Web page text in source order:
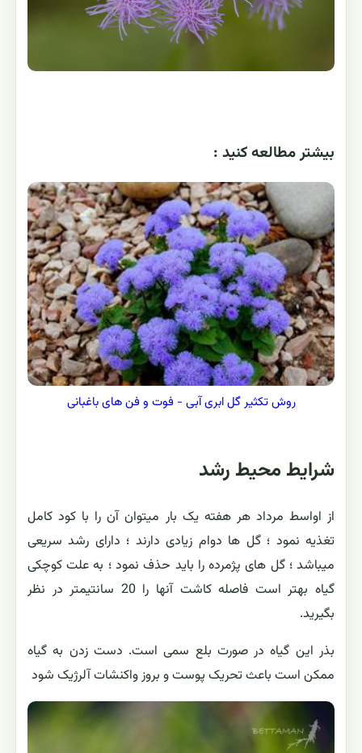
بيشتر مطالعه کنيد :
روش تکثیر گل ابری آبی - فوت و فن های باغبانی
شرایط محیط رشد
از اواسط مرداد هر هفته یک بار میتوان آن را با کود کامل
تغذیه نمود ؛ گل ها دوام زیادی دارند ؛ دارای رشد سریعی
میباشد ؛ گل های پژمرده را باید حذف نمود ؛ به علت کوچکی
گیاه بهتر است فاصله کاشت آنها را 20 سانتیمتر در نظر
بگیرید.
بذر این گیاه در صورت بلع سمی است. دست زدن به گیاه
ممکن است باعث تحریک پوست و بروز واکنشات آلرژیک شود